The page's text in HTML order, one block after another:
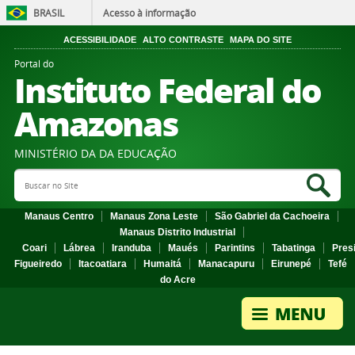
BRASIL Acesso à informação
ACESSIBILIDADE ALTO CONTRASTE MAPA DO SITE
Portal do
Instituto Federal do
Amazonas
MINISTÉRIO DA DA EDUCAÇÃO
Search Site
Manaus Centro Manaus Zona Leste
São Gabriel da Cachoeira
Manaus Distrito Industrial
Coari
Lábrea Iranduba Maués Parintins Tabatinga
Figueiredo
Itacoatiara Humaitá Manacapuru Eirunepé
Tefé
do Acre